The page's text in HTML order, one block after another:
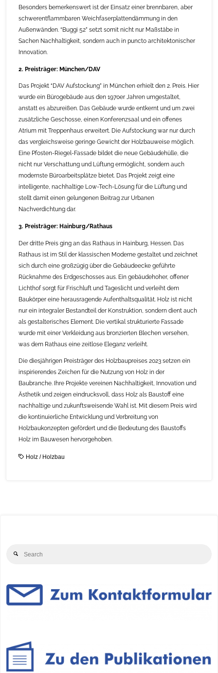
Besonders bemerkenswert ist der Einsatz einer brennbaren, aber
schwerentflammbaren Weichfaserplattendämmung in den
Außenwänden. “Buggi 52” setzt somit nicht nur Maßstäbe in
Sachen Nachhaltigkeit, sondern auch in puncto architektonischer
Innovation.
2. Preisträger: München/DAV
Das Projekt “DAV Aufstockung” in München erhielt den 2. Preis. Hier
wurde ein Bürogebäude aus den 1970er Jahren umgestaltet,
anstatt es abzureißen. Das Gebäude wurde entkernt und um zwei
zusätzliche Geschosse, einen Konferenzsaal und ein offenes
Atrium mit Treppenhaus erweitert. Die Aufstockung war nur durch
das vergleichsweise geringe Gewicht der Holzbauweise möglich.
Eine Pfosten-Riegel-Fassade bildet die neue Gebäudehülle, die
nicht nur Verschattung und Lüftung ermöglicht, sondern auch
modernste Büroarbeitsplätze bietet. Das Projekt zeigt eine
intelligente, nachhaltige Low-Tech-Lösung für die Lüftung und
stellt damit einen gelungenen Beitrag zur Urbanen
Nachverdichtung dar.
3. Preisträger: Hainburg/Rathaus
Der dritte Preis ging an das Rathaus in Hainburg, Hessen. Das
Rathaus ist im Stil der klassischen Moderne gestaltet und zeichnet
sich durch eine großzügig über die Gebäudeecke geführte
Rücknahme des Erdgeschosses aus. Ein gebäudehoher, offener
Lichthof sorgt für Frischluft und Tageslicht und verleiht dem
Baukörper eine herausragende Aufenthaltsqualität. Holz ist nicht
nur ein integraler Bestandteil der Konstruktion, sondern dient auch
als gestalterisches Element. Die vertikal strukturierte Fassade
wurde mit einer Verkleidung aus bronzierten Blechen versehen,
was dem Rathaus eine zeitlose Eleganz verleiht.
Die diesjährigen Preisträger des Holzbaupreises 2023 setzen ein
inspirierendes Zeichen für die Nutzung von Holz in der
Baubranche. Ihre Projekte vereinen Nachhaltigkeit, Innovation und
Ästhetik und zeigen eindrucksvoll, dass Holz als Baustoff eine
nachhaltige und zukunftsweisende Wahl ist. Mit diesem Preis wird
die kontinuierliche Entwicklung und Verbreitung von
Holzbaukonzepten gefördert und die Bedeutung des Baustoffs
Holz im Bauwesen hervorgehoben.
Holz/ Holzbau
Search